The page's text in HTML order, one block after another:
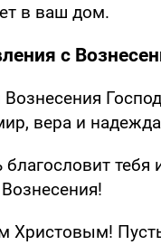
в ваш дом.
с
вера и
благословит тебя
Христовым!